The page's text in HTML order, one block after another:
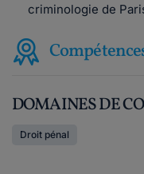
criminologie de
DOMAINES DE
Droit pénal